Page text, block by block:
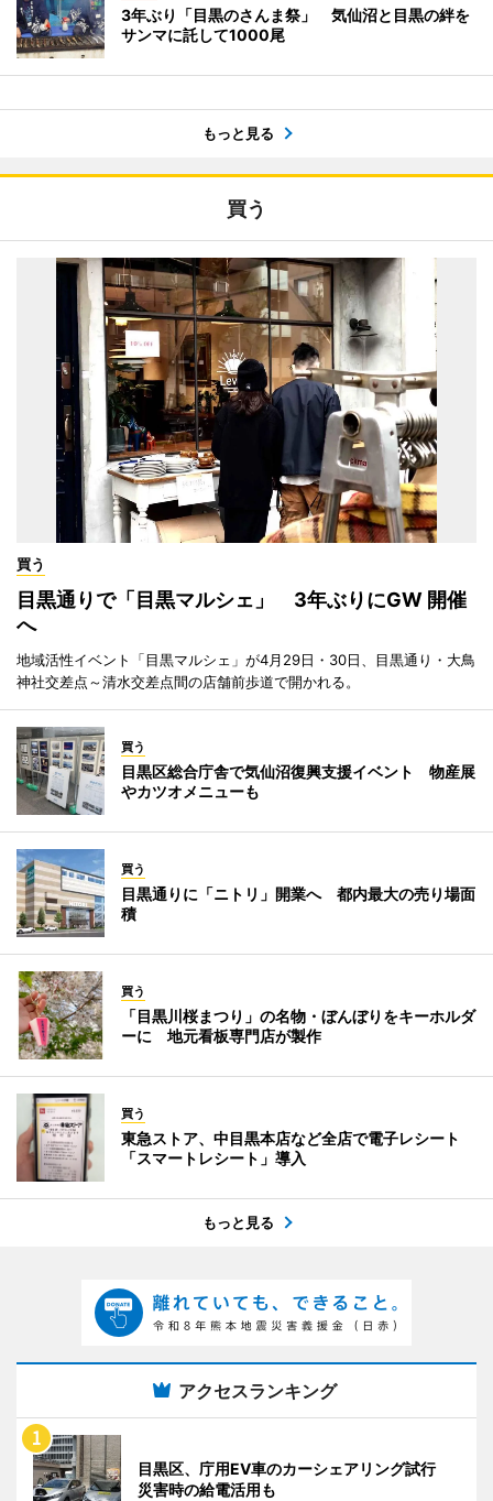
3年ぶり「目黒のさんま祭」 気仙沼と目黒の絆を
サンマに託して1000尾
もっと見る
買う
買う
目黒通りで「目黒マルシェ」 3年ぶりにGW 開催
へ
地域活性イベント「目黒マルシェ」が4月29日・30日、目黒通り・大鳥
神社交差点～清水交差点間の店舗前歩道で開かれる。
買う
目黒区総合庁舎で気仙沼復興支援イベント 物産展
やカツオメニューも
買う
目黒通りに「ニトリ」開業へ 都内最大の売り場面
積
買う
「目黒川桜まつり」の名物・ぼんぼりをキーホルダ
ーに 地元看板専門店が製作
買う
東急ストア、中目黒本店など全店で電子レシート
「スマートレシート」導入
もっと見る
アクセスランキング
目黒区、庁用EV車のカーシェアリング試行
災害時の給電活用も